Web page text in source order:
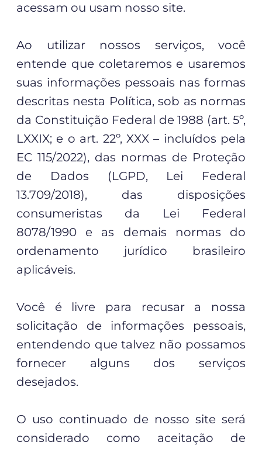
acessam ou usam nosso site.
Ao utilizar nossos serviços, você
entende que coletaremos e usaremos
suas informações pessoais nas formas
descritas nesta Política, sob as normas
da Constituição Federal de 1988 (art. 5º,
LXXIX; e o art. 22º, XXX – incluídos pela
EC 115/2022), das normas de Proteção
de Dados (LGPD, Lei Federal
13.709/2018), das disposições
consumeristas da Lei Federal
8078/1990 e as demais normas do
ordenamento jurídico brasileiro
aplicáveis.
Você é livre para recusar a nossa
solicitação de informações pessoais,
entendendo que talvez não possamos
fornecer alguns dos serviços
desejados.
O uso continuado de nosso site será
considerado como aceitação de